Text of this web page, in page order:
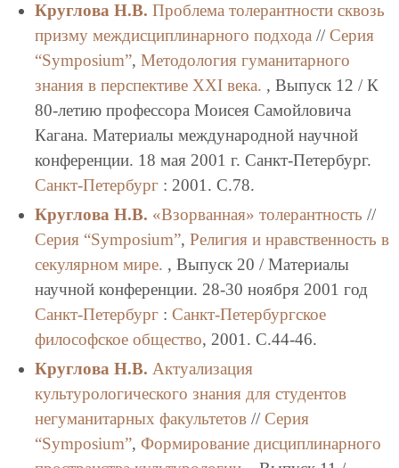
Круглова Н.В. Проблема толерантности сквозь
призму междисциплинарного подхода// Серия
“Symposium”, Методология гуманитарного
знания в перспективе XXI века. , Выпуск 12 / К
80-летию профессора Моисея Самойловича
Кагана. Материалы международной научной
конференции. 18 мая 2001 г. Санкт-Петербург.
Санкт-Петербург: 2001. C.78.
Круглова Н.В. «Взорванная» толерантность //
Серия “Symposium”, Религия и нравственность в
секулярном мире. , Выпуск 20 / Материалы
научной конференции. 28-30 ноября 2001 год
Санкт-Петербург: Санкт-Петербургское
философское общество, 2001. C.44-46.
Круглова Н.В. Актуализация
культурологического знания для студентов
негуманитарных факультетов// Серия
“Symposium”, Формирование дисциплинарного